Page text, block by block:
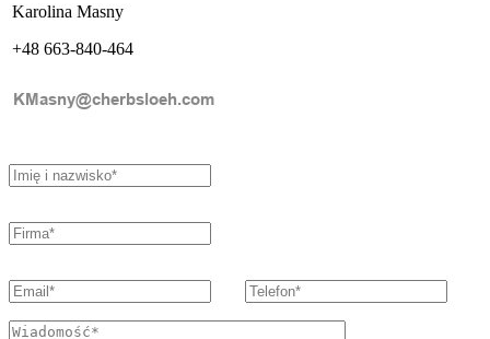
Karolina Masny
+48 663-840-464